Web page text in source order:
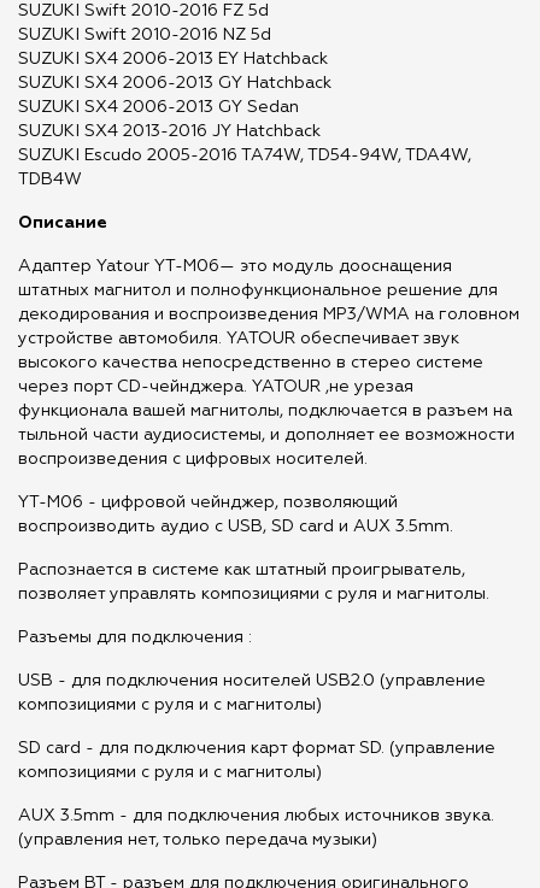
SUZUKI Swift 2010-2016 FZ 5d
SUZUKI Swift 2010-2016 NZ 5d
SUZUKI SX4 2006-2013 EY Hatchback
SUZUKI SX4 2006-2013 GY Hatchback
SUZUKI SX4 2006-2013 GY Sedan
SUZUKI SX4 2013-2016 JY Hatchback
SUZUKI Escudo 2005-2016 TA74W, TD54-94W, TDA4W,
TDB4W
Описание
Адаптер Yatour YT-M06— это модуль дооснащения
штатных магнитол и полнофункциональное решение для
декодирования и воспроизведения MP3/WMA на головном
устройстве автомобиля. YATOUR обеспечивает звук
высокого качества непосредственно в стерео системе
через порт CD-чейнджера. YATOUR ,не урезая
функционала вашей магнитолы, подключается в разъем на
тыльной части аудиосистемы, и дополняет ее возможности
воспроизведения с цифровых носителей.
YT-M06 - цифровой чейнджер, позволяющий
воспроизводить аудио с USB, SD card и AUX 3.5mm.
Распознается в системе как штатный проигрыватель,
позволяет управлять композициями с руля и магнитолы.
Разъемы для подключения :
USB - для подключения носителей USB2.0 (управление
композициями с руля и с магнитолы)
SD card - для подключения карт формат SD. (управление
композициями с руля и с магнитолы)
AUX 3.5mm - для подключения любых источников звука.
(управления нет, только передача музыки)
Разъем BT - разъем для подключения оригинального